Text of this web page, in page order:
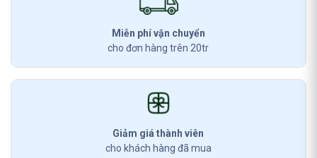
Miễn phí vận chuyển
cho đơn hàng trên 20tr
Giảm giá thành viên
cho khách hàng đã mua